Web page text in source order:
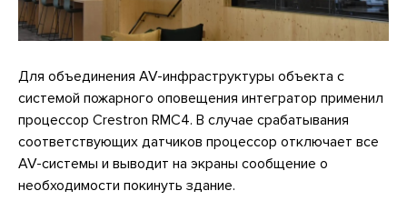
Для объединения AV-инфраструктуры объекта с
системой пожарного оповещения интегратор применил
процессор Crestron RMC4. В случае срабатывания
соответствующих датчиков процессор отключает все
AV-системы и выводит на экраны сообщение о
необходимости покинуть здание.